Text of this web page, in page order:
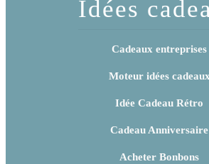
Idées
Cadeaux entreprises
Moteur idées
Idée Cadeau Rétro
Cadeau Anniversaire
Acheter Bonbons